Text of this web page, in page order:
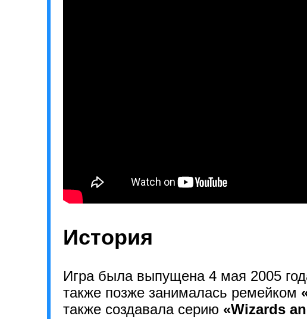
История
Игра была выпущена 4 мая 2005
также позже занималась ремейком
также создавала серию «Wizards